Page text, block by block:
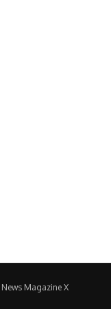
News Magazine X